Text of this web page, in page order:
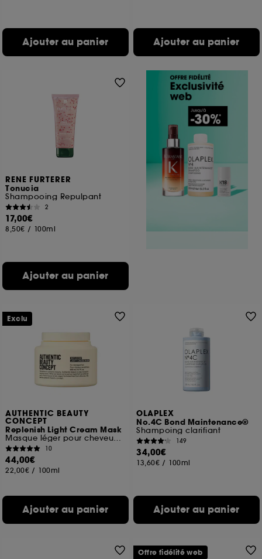
Ajouter au panier Ajouter au panier
RENE FURTERER
Tonucia
Shampooing Repulpant
2
17,00€
8,50€ / 100ml
Ajouter au panier
AUTHENTIC BEAUTY
CONCEPT
Replenish Light Cream Mask
Masque léger pour cheveux fins et abîmés
10
44,00€
22,00€ / 100ml
Ajouter au panier
Exclu
OLAPLEX
No.4C Bond Maintenance®
Shampoing clarifiant
149
34,00€
13,60€ / 100ml
Ajouter au panier
Offre fidélité web